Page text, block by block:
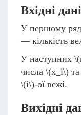
Вхідні дані
У першому
— кількість
У наступних
числа \(x_i\) та
\(i\)-ої вежі.
Вихідні